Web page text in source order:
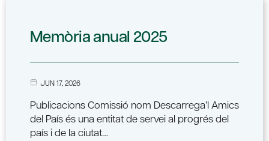
Memòria anual 2025
JUN 17, 2026
Publicacions Comissió nom Descarrega’l Amics
del País és una entitat de servei al progrés del
país i de la ciutat…